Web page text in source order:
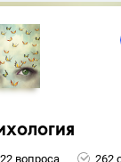
вопроса 262